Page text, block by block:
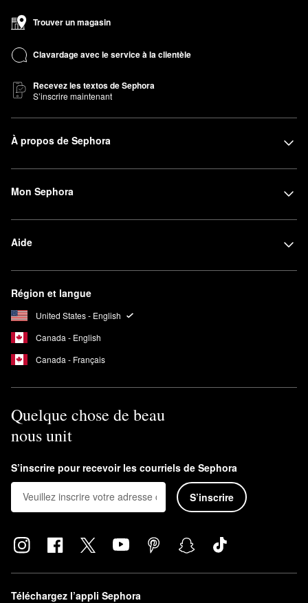
Trouver un magasin
Clavardage avec le service à la clientèle
Recevez les textos de Sephora
S’inscrire maintenant
À propos de Sephora
Mon Sephora
Aide
Région et langue
United States - English
Canada - English
Canada - Français
Quelque chose de beau
nous unit
S’inscrire pour recevoir les courriels de Sephora
S’inscrire
Téléchargez l’appli Sephora